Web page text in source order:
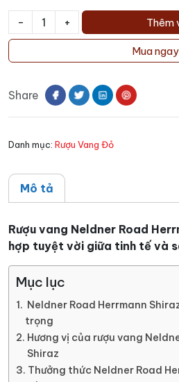
-
Rượu
Neldner
Herrmann
lượng
+ Thêm
Mua ngay
Share
Danh mục: Rượu Vang Đỏ
Mô tả
Rượu vang Neldner Road
hợp tuyệt vời giữa tinh tế và
Mục lục
Neldner Road Herrmann
trọng
Hương vị của rượu vang
Shiraz
Thưởng thức Neldner Road